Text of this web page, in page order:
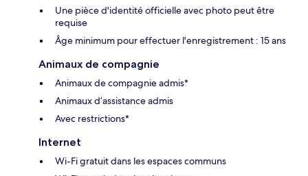
Une pièce d'identité officielle avec photo peut être
requise
Âge minimum pour effectuer l'enregistrement : 15 ans
Animaux de compagnie
Animaux de compagnie admis*
Animaux d’assistance admis
Avec restrictions*
Internet
Wi-Fi gratuit dans les espaces communs